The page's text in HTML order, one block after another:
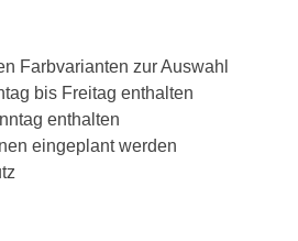
Farbvarianten zur Auswahl
bis Freitag enthalten
enthalten
eingeplant werden